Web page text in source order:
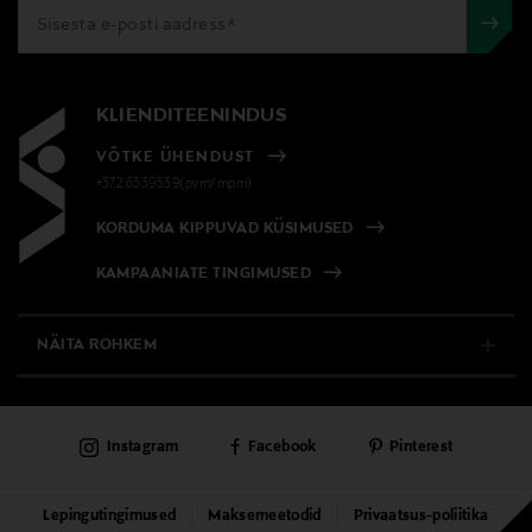
KLIENDITEENINDUS
VÕTKE ÜHENDUST
+372 6339539(pvm/mpm)
KORDUMA KIPPUVAD KÜSIMUSED
KAMPAANIATE TINGIMUSED
NÄITA ROHKEM
PÜSIKLIENDITEENINDUS
KAUBAMAJAD
Lepingutingimused Maksemeetodid Privaatsus-poliitika
Instagram Facebook Pinterest